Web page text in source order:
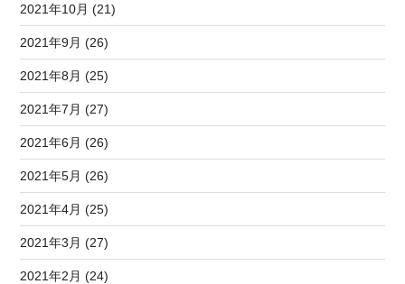
2021年10月 (21)
2021年9月 (26)
2021年8月 (25)
2021年7月 (27)
2021年6月 (26)
2021年5月 (26)
2021年4月 (25)
2021年3月 (27)
2021年2月 (24)